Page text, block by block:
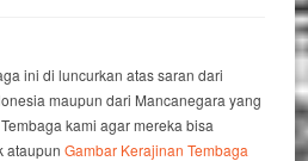
ini di luncurkan atas saran dari
maupun dari Mancanegara yang
kami agar mereka bisa
ataupunGambar Kerajinan Tembaga